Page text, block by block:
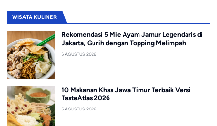
WISATA KULINER
Rekomendasi 5 Mie Ayam Jamur Legendaris di
Jakarta, Gurih dengan Topping Melimpah
6 AGUSTUS 2026
10 Makanan Khas Jawa Timur Terbaik Versi
TasteAtlas 2026
5 AGUSTUS 2026